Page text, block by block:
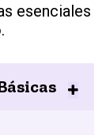
esenciales